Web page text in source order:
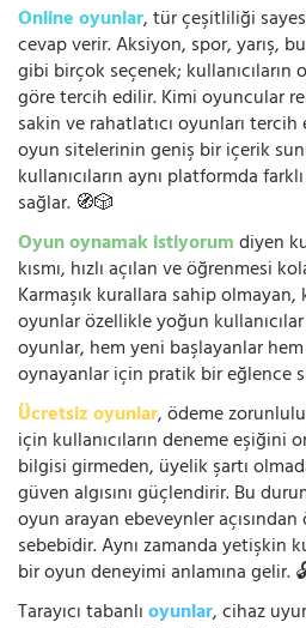
Online oyunlar, tür çeşitliliği
cevap verir. Aksiyon, spor, yarış,
gibi birçok seçenek; kullanıcıların
göre tercih edilir. Kimi oyuncular
sakin ve rahatlatıcı oyunları
oyun sitelerinin geniş bir içerik
kullanıcıların aynı platformda
sağlar. 🧭🎲
Oyun oynamak istiyorumdiyen
kısmı, hızlı açılan ve öğrenmesi
Karmaşık kurallara sahip
oyunlar özellikle yoğun
oyunlar, hem yeni başlayanlar
oynayanlar için pratik bir eğlence
Ücretsiz oyunlar, ödeme
için kullanıcıların deneme eşiğini
bilgisi girmeden, üyelik şartı
güven algısını güçlendirir. Bu
oyun arayan ebeveynler
sebebidir. Aynı zamanda yetişkin
bir oyun deneyimi anlamına gelir.
Tarayıcı tabanlıoyunlar, cihaz